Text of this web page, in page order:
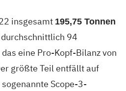
insgesamt 195,75 Tonnen
94
eine Pro-Kopf-Bilanz von
größte Teil entfällt auf
Scope-3-